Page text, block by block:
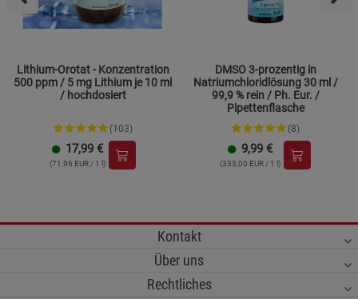
Lithium-Orotat - Konzentration
500 ppm / 5 mg Lithium je 10 ml
/ hochdosiert
(103)
17,99 €
(71,96 EUR / 1 l)
DMSO 3-prozentig in
Natriumchloridlösung 30 ml /
99,9 % rein / Ph. Eur. /
Pipettenflasche
(8)
9,99 €
(333,00 EUR / 1 l)
Kontakt
Über uns
Rechtliches